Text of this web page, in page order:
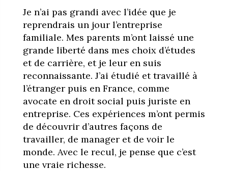
Je n’ai pas grandi avec l’idée que je
reprendrais un jour l’entreprise
familiale. Mes parents m’ont laissé une
grande liberté dans mes choix d’études
et de carrière, et je leur en suis
reconnaissante. J’ai étudié et travaillé à
l’étranger puis en France, comme
avocate en droit social puis juriste en
entreprise. Ces expériences m’ont permis
de découvrir d’autres façons de
travailler, de manager et de voir le
monde. Avec le recul, je pense que c’est
une vraie richesse.